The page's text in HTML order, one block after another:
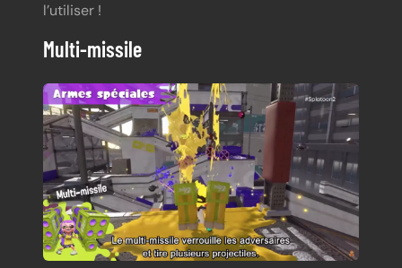
l’utiliser !
Multi-missile